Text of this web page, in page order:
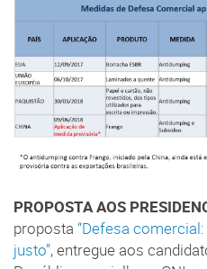
PROPOSTA AOS
proposta “Defesa
justo”, entregue aos